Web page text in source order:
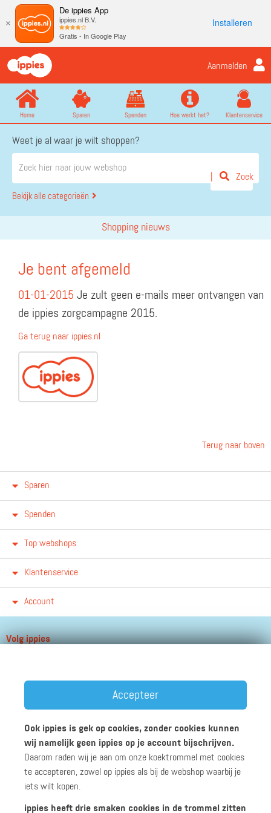
×
De ippies App
ippies.nl B.V.
Gratis - In Google Play
Installeren
Aanmelden
Home Sparen Spenden Hoe werkt het? Klantenservice
Weet je al waar je wilt shoppen?
Bekijk alle categorieën
Zoek
Shopping nieuws
Je bent afgemeld
01-01-2015 Je zult geen e-mails meer ontvangen van
de ippies zorgcampagne 2015.
Ga terug naar ippies.nl
Terug naar boven
Sparen
Spenden
Top webshops
Klantenservice
Account
Volg ippies
Werken bij ippies Zakelijk
Algemene voorwaarden
Privacyverklaring
© 2026 ippies B.V.
Accepteer
Ook ippies is gek op cookies, zonder cookies kunnen
wij namelijk geen ippies op je account bijschrijven.
Daarom raden wij je aan om onze koektrommel met cookies
te accepteren, zowel op ippies als bij de webshop waarbij je
iets wilt kopen.
ippies heeft drie smaken cookies in de trommel zitten